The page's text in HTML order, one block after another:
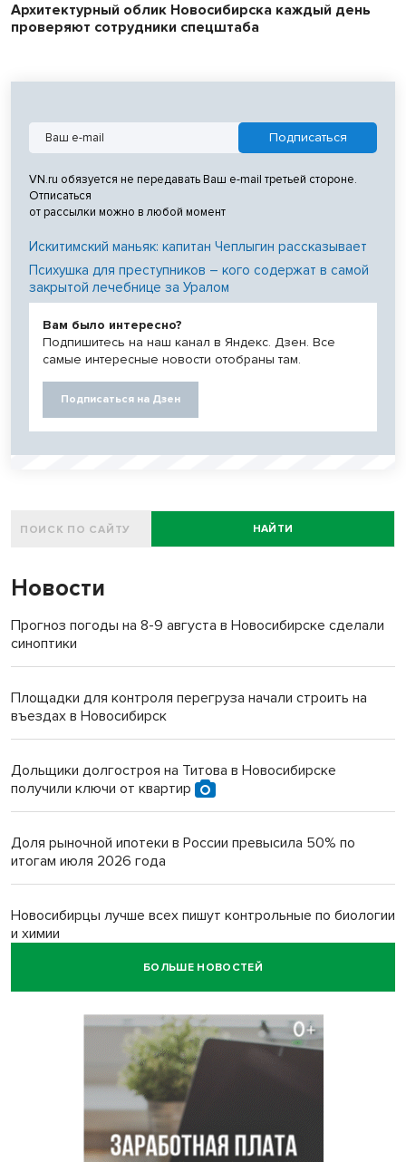
Архитектурный облик Новосибирска каждый день
проверяют сотрудники спецштаба
VN.ru обязуется не передавать Ваш e-mail третьей стороне.
Отписаться
от рассылки можно в любой момент
Искитимский маньяк: капитан Чеплыгин рассказывает
Психушка для преступников – кого содержат в самой
закрытой лечебнице за Уралом
Вам было интересно?
Подпишитесь на наш канал в Яндекс. Дзен. Все
самые интересные новости отобраны там.
Подписаться на Дзен
НАЙТИ
Новости
Прогноз погоды на 8-9 августа в Новосибирске сделали
синоптики
Площадки для контроля перегруза начали строить на
въездах в Новосибирск
Дольщики долгостроя на Титова в Новосибирске
получили ключи от квартир
Доля рыночной ипотеки в России превысила 50% по
итогам июля 2026 года
Новосибирцы лучше всех пишут контрольные по биологии
и химии
Нейросеть для диагностики депрессии в крови создали в
Двум бойцам СВО после минно-взрывной травмы
«оживили» нервы в Новосибирске
Персидский ковер «108 шахов» впервые вывезли из музея
Востока в Новосибирск
БОЛЬШЕ НОВОСТЕЙ